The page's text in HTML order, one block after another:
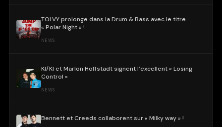
TOLVY prolonge dans la Drum & Bass avec le titre
« Polar Night » !
NEWS
KI/KI et Marlon Hoffstadt signent l’excellent « Losing
Control »
NEWS
Bennett et Creeds collaborent sur « Milky way » !